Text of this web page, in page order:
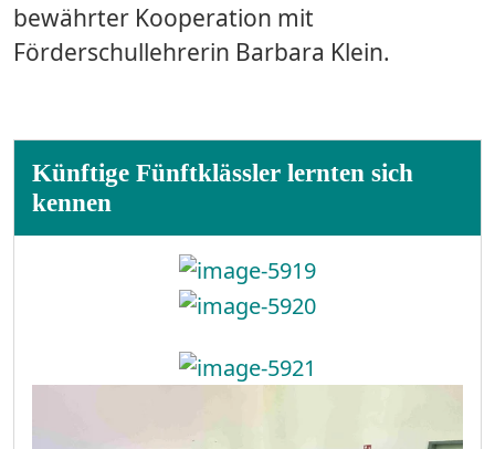
bewährter Kooperation mit
Förderschullehrerin Barbara Klein.
Künftige Fünftklässler lernten sich
kennen